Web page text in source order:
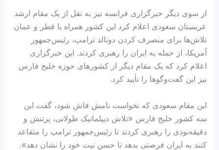
از سوی دیگر خبرگزاری فرانسه نیز به نقل از یک مقام ارشد
عربستان سعودی اعلام کرد این کشور همراه با قطر و عمان
تلاش‌ها برای منصرف کردن دونالد ترامپ، رئیس‌جمهور
آمریکا، از حمله به ایران را رهبری کردند. این خبرگزاری
اعلام کرد که یک مقام دیگر از کشورهای حوزه خلیج فارس
نیز این گفت‌وگوها را تأیید کرد.
این مقام سعودی که نخواست نامش فاش شود، گفت این
سه کشور خلیج فارس «تلاش دیپلماتیک طولانی، پرتنش و
دقیقه‌نودی را رهبری کردند تا رئیس‌جمهور ترامپ را متقاعد
کنند به ایران فرصتی بدهد تا حسن نیت خود را نشان دهد».